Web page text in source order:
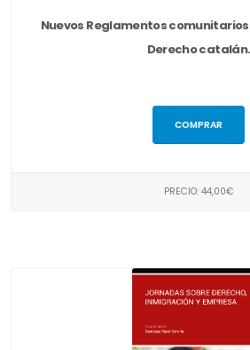
Nuevos Reglamentos
Derecho catalán.
COMPRAR
PRECIO: 44,00€